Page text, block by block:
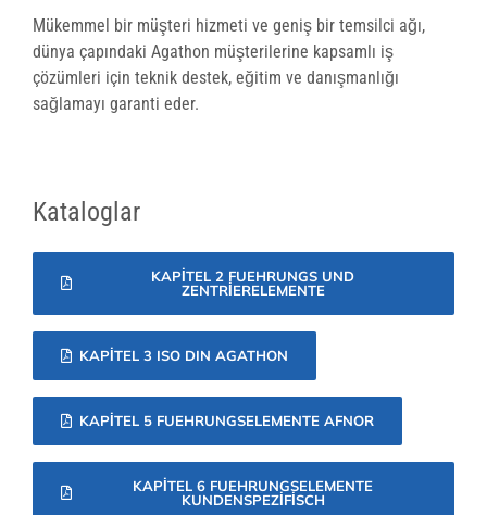
Mükemmel bir müşteri hizmeti ve geniş bir temsilci ağı,
dünya çapındaki Agathon müşterilerine kapsamlı iş
çözümleri için teknik destek, eğitim ve danışmanlığı
sağlamayı garanti eder.
Kataloglar
KAPITEL 2 FUEHRUNGS UND
ZENTRIERELEMENTE
KAPITEL 3 ISO DIN AGATHON
KAPITEL 5 FUEHRUNGSELEMENTE AFNOR
KAPITEL 6 FUEHRUNGSELEMENTE
KUNDENSPEZIFISCH